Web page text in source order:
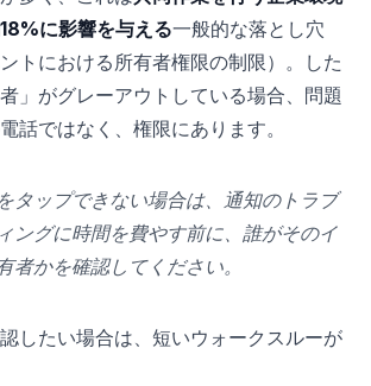
に影響を与える一般的な落とし穴
トにおける所有者権限の制限）。した
」がグレーアウトしている場合、問題
話ではなく、権限にあります。
タップできない場合は、通知のトラブ
ングに時間を費やす前に、誰がそのイ
者かを確認してください。
したい場合は、短いウォークスルーが